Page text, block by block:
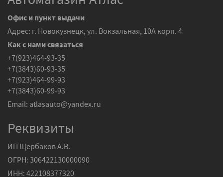
Офис и пункт выдачи
Адрес: г. Новокузнецк, ул. Вокзальная, 10А корп. 4
Как с нами связаться
+7(923)464-93-35
+7(3843)60-93-35
+7(923)464-99-93
+7(3843)60-99-93
Email: atlasauto@yandex.ru
Реквизиты
ИП Щербаков А.В.
ОГРН: 306422130000090
ИНН: 422108377320